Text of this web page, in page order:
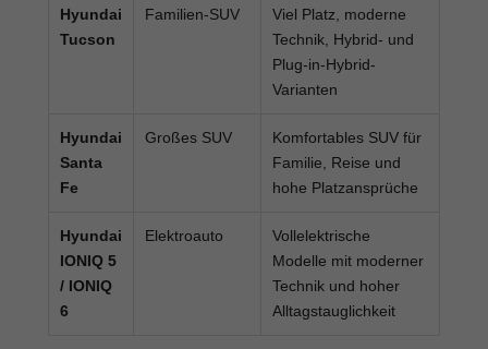
Hyundai
Tucson
Familien-SUV
Viel Platz, moderne
Technik, Hybrid- und
Plug-in-Hybrid-
Varianten
Hyundai
Santa
Fe
Großes SUV
Komfortables SUV für
Familie, Reise und
hohe Platzansprüche
Hyundai
IONIQ 5
/ IONIQ
6
Elektroauto
Vollelektrische
Modelle mit moderner
Technik und hoher
Alltagstauglichkeit